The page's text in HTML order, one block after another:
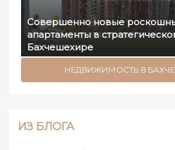
Совершенно новые
апартаменты в
Бахчешехире
НЕДВИЖИМОСТЬ В
ИЗ БЛОГА